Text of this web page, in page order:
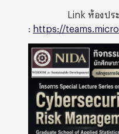
Link ห้องปร
: https://